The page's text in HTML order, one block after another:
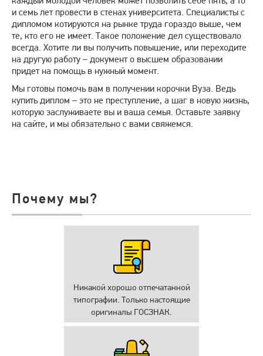
и семь лет провести в стенах университета. Специалисты с
дипломом котируются на рынке труда гораздо выше, чем
те, кто его не имеет. Такое положение дел существовало
всегда. Хотите ли вы получить повышение, или переходите
на другую работу – документ о высшем образовании
придет на помощь в нужный момент.
Мы готовы помочь вам в получении корочки Вуза. Ведь
купить диплом – это не преступление, а шаг в новую жизнь,
которую заслуживаете вы и ваша семья. Оставьте заявку
на сайте, и мы обязательно с вами свяжемся.
Почему мы?
Никакой хорошо отпечатанной
типографии. Только настоящие
оригиналы ГОСЗНАК.